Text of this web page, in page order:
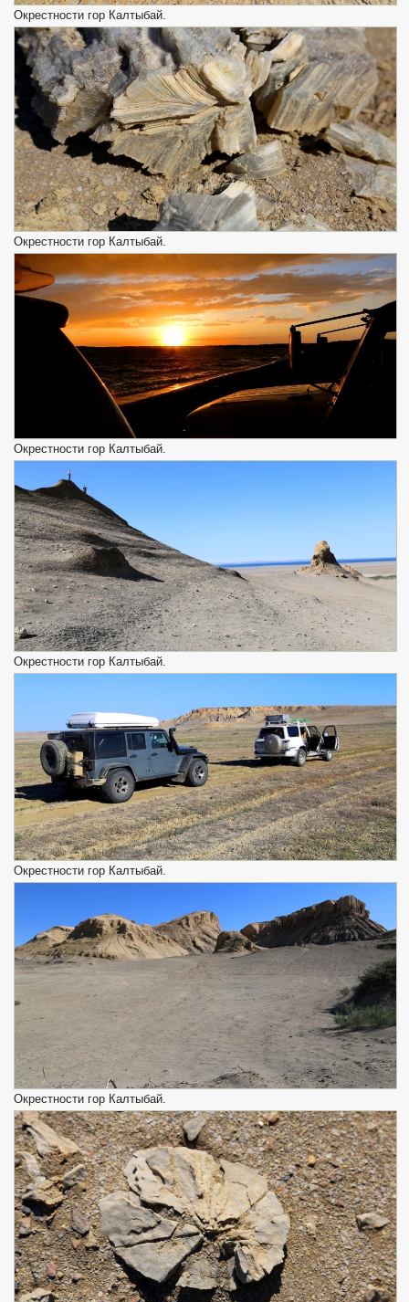
Окрестности гор Калтыбай.
Окрестности гор Калтыбай.
Окрестности гор Калтыбай.
Окрестности гор Калтыбай.
Окрестности гор Калтыбай.
Окрестности гор Калтыбай.